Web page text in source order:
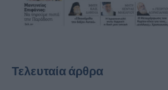
Τελευταία άρθρα